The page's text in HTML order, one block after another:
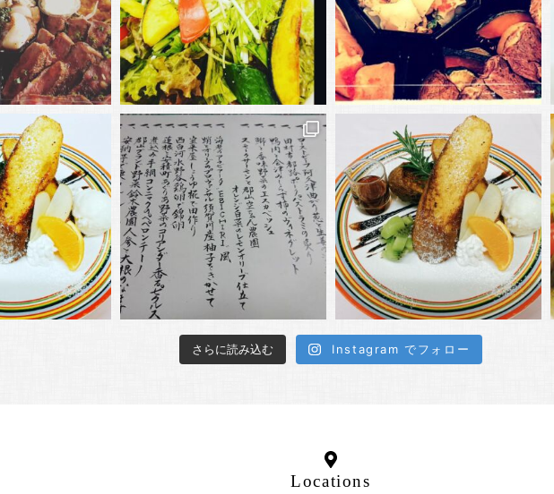
さらに読み込む Instagram でフォロー
Locations